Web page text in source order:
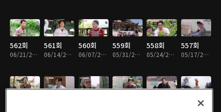
562회
06/21/2026 • 53분
561회
06/14/2026 • 54분
560회
06/07/2026 • 54분
559회
05/31/2026 • 53분
558회
05/24/2026 • 54분
557회
05/17/2026 • 54분
551회